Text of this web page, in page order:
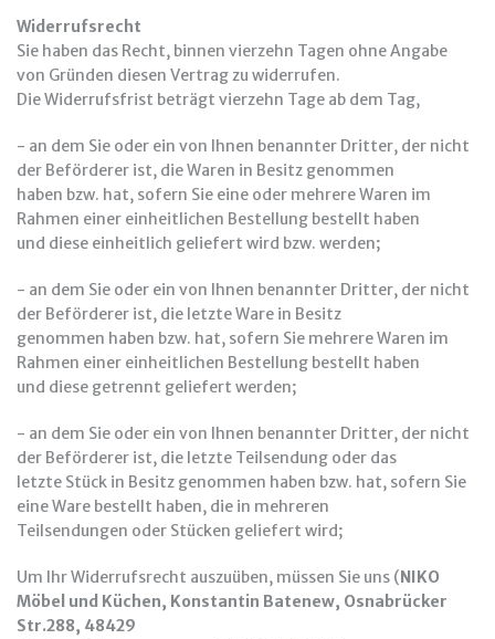
Widerrufsrecht
Sie haben das Recht, binnen vierzehn Tagen ohne Angabe
von Gründen diesen Vertrag zu widerrufen.
Die Widerrufsfrist beträgt vierzehn Tage ab dem Tag,
- an dem Sie oder ein von Ihnen benannter Dritter, der nicht
der Beförderer ist, die Waren in Besitz genommen
haben bzw. hat, sofern Sie eine oder mehrere Waren im
Rahmen einer einheitlichen Bestellung bestellt haben
und diese einheitlich geliefert wird bzw. werden;
- an dem Sie oder ein von Ihnen benannter Dritter, der nicht
der Beförderer ist, die letzte Ware in Besitz
genommen haben bzw. hat, sofern Sie mehrere Waren im
Rahmen einer einheitlichen Bestellung bestellt haben
und diese getrennt geliefert werden;
- an dem Sie oder ein von Ihnen benannter Dritter, der nicht
der Beförderer ist, die letzte Teilsendung oder das
letzte Stück in Besitz genommen haben bzw. hat, sofern Sie
eine Ware bestellt haben, die in mehreren
Teilsendungen oder Stücken geliefert wird;
Um Ihr Widerrufsrecht auszuüben, müssen Sie uns (NIKO
Möbel und Küchen, Konstantin Batenew, Osnabrücker
Str.288, 48429